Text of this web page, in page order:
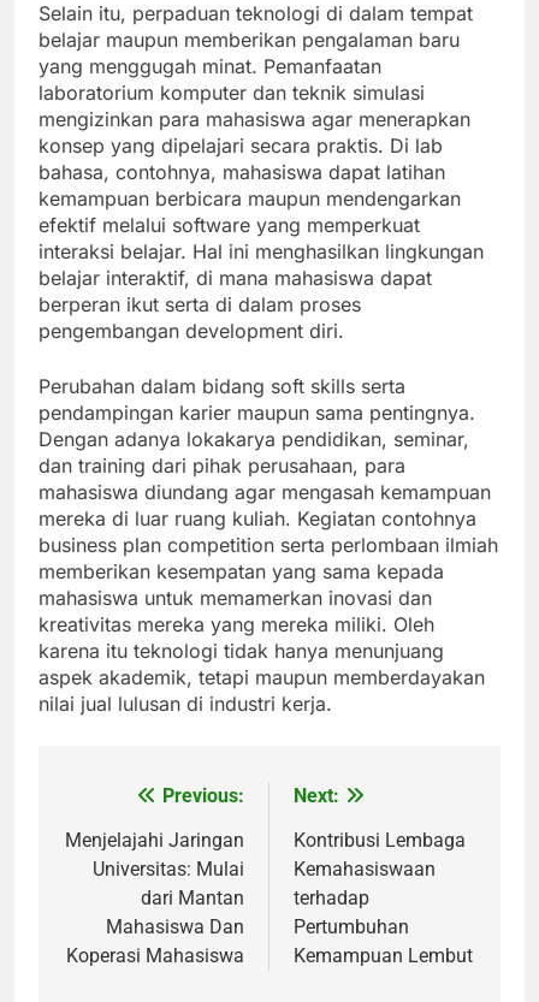
Selain itu, perpaduan teknologi di dalam tempat
belajar maupun memberikan pengalaman baru
yang menggugah minat. Pemanfaatan
laboratorium komputer dan teknik simulasi
mengizinkan para mahasiswa agar menerapkan
konsep yang dipelajari secara praktis. Di lab
bahasa, contohnya, mahasiswa dapat latihan
kemampuan berbicara maupun mendengarkan
efektif melalui software yang memperkuat
interaksi belajar. Hal ini menghasilkan lingkungan
belajar interaktif, di mana mahasiswa dapat
berperan ikut serta di dalam proses
pengembangan development diri.
Perubahan dalam bidang soft skills serta
pendampingan karier maupun sama pentingnya.
Dengan adanya lokakarya pendidikan, seminar,
dan training dari pihak perusahaan, para
mahasiswa diundang agar mengasah kemampuan
mereka di luar ruang kuliah. Kegiatan contohnya
business plan competition serta perlombaan ilmiah
memberikan kesempatan yang sama kepada
mahasiswa untuk memamerkan inovasi dan
kreativitas mereka yang mereka miliki. Oleh
karena itu teknologi tidak hanya menunjuang
aspek akademik, tetapi maupun memberdayakan
nilai jual lulusan di industri kerja.
navigation
Previous:
Menjelajahi Jaringan
Universitas: Mulai
dari Mantan
Mahasiswa Dan
Koperasi Mahasiswa
Next:
Kontribusi Lembaga
Kemahasiswaan
terhadap
Pertumbuhan
Kemampuan Lembut